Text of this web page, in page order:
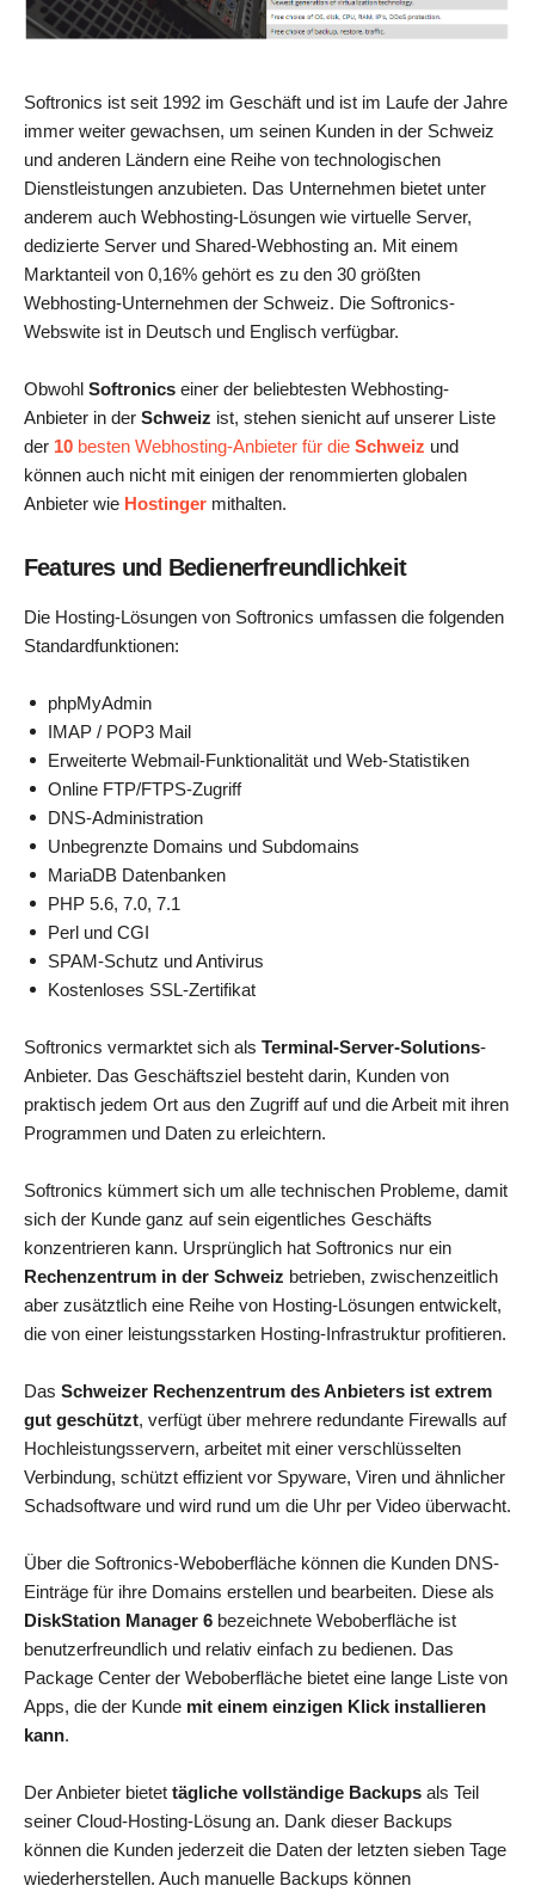
Softronics ist seit 1992 im Geschäft und ist im Laufe der Jahre
immer weiter gewachsen, um seinen Kunden in der Schweiz
und anderen Ländern eine Reihe von technologischen
Dienstleistungen anzubieten. Das Unternehmen bietet unter
anderem auch Webhosting-Lösungen wie virtuelle Server,
dedizierte Server und Shared-Webhosting an. Mit einem
Marktanteil von 0,16% gehört es zu den 30 größten
Webhosting-Unternehmen der Schweiz. Die Softronics-
Webswite ist in Deutsch und Englisch verfügbar.
Obwohl Softronics einer der beliebtesten Webhosting-
Anbieter in der Schweiz ist, stehen sienicht auf unserer Liste
der 10 besten Webhosting-Anbieter für die Schweiz und
können auch nicht mit einigen der renommierten globalen
Anbieter wie Hostinger mithalten.
Features und Bedienerfreundlichkeit
Die Hosting-Lösungen von Softronics umfassen die folgenden
Standardfunktionen:
phpMyAdmin
IMAP / POP3 Mail
Erweiterte Webmail-Funktionalität und Web-Statistiken
Online FTP/FTPS-Zugriff
DNS-Administration
Unbegrenzte Domains und Subdomains
MariaDB Datenbanken
PHP 5.6, 7.0, 7.1
Perl und CGI
SPAM-Schutz und Antivirus
Kostenloses SSL-Zertifikat
Softronics vermarktet sich als Terminal-Server-Solutions-
Anbieter. Das Geschäftsziel besteht darin, Kunden von
praktisch jedem Ort aus den Zugriff auf und die Arbeit mit ihren
Programmen und Daten zu erleichtern.
Softronics kümmert sich um alle technischen Probleme, damit
sich der Kunde ganz auf sein eigentliches Geschäfts
konzentrieren kann. Ursprünglich hat Softronics nur ein
Rechenzentrum in der Schweiz betrieben, zwischenzeitlich
aber zusätztlich eine Reihe von Hosting-Lösungen entwickelt,
die von einer leistungsstarken Hosting-Infrastruktur profitieren.
Das Schweizer Rechenzentrum des Anbieters ist extrem
gut geschützt, verfügt über mehrere redundante Firewalls auf
Hochleistungsservern, arbeitet mit einer verschlüsselten
Verbindung, schützt effizient vor Spyware, Viren und ähnlicher
Schadsoftware und wird rund um die Uhr per Video überwacht.
Über die Softronics-Weboberfläche können die Kunden DNS-
Einträge für ihre Domains erstellen und bearbeiten. Diese als
DiskStation Manager 6 bezeichnete Weboberfläche ist
benutzerfreundlich und relativ einfach zu bedienen. Das
Package Center der Weboberfläche bietet eine lange Liste von
Apps, die der Kunde mit einem einzigen Klick installieren
kann.
Der Anbieter bietet tägliche vollständige Backups als Teil
seiner Cloud-Hosting-Lösung an. Dank dieser Backups
können die Kunden jederzeit die Daten der letzten sieben Tage
wiederherstellen. Auch manuelle Backups können